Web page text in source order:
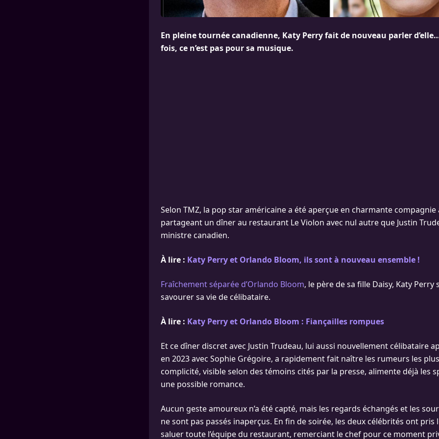
En pleine tournée canadienne, Katy Perry fait de nouveau parler
fois, ce n’est pas pour sa musique.
Selon TMZ, la pop star américaine a été aperçue en charmante compagnie
partageant un dîner au restaurant Le Violon avec nul autre que Justin
ministre canadien.
À lire : Katy Perry et Orlando Bloom, ils sont à nouveau ensemble !
Fraîchement séparée d’Orlando Bloom, le père de sa fille Daisy, Katy Perry
savourer sa vie de célibataire.
À lire : Katy Perry et Orlando Bloom : Fiançailles rompues
Et ce dîner discret avec Justin Trudeau, lui aussi nouvellement célibataire
en 2023 avec Sophie Grégoire, a rapidement fait naître les rumeurs les
complicité, visible selon des témoins cités par la presse, alimente déjà les
une possible romance.
Aucun geste amoureux n’a été capté, mais les regards échangés et les
ne sont pas passés inaperçus. En fin de soirée, les deux célébrités ont pris
saluer toute l’équipe du restaurant, remerciant le chef pour ce moment